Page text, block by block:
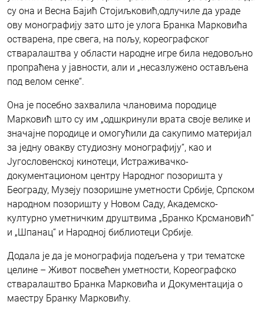
су она и Весна Бајић Стојиљковић,одлучиле да ураде
ову монографију зато што је улога Бранка Марковића
остварена, пре свега, на пољу, кореографског
стваралаштва у области народне игре била недовољно
пропраћена у јавности, али и „несазлужено остављена
под велом сенке“.
Она jе посебно захвалила члановима породице
Марковић што су им „одшкринули врата своје велике и
значајне породице и омогућили да сакупимо материјал
за једну овакву студиозну монографију“, као и
Југословенској кинотеци, Истраживачко-
документационом центру Народног позоришта у
Београду, Музеју позоришне уметности Србије, Српском
народном позоришту у Новом Саду, Академско-
културно уметничким друштвима „Бранко Крсмановић“
и „Шпанац“ и Народној библиотеци Србије.
Додала је да је монографија подељена у три тематске
целине – Живот посвећен уметности, Кореографско
стваралаштво Бранка Марковића и Документација о
маестру Бранку Марковићу.